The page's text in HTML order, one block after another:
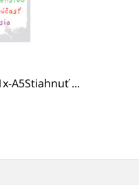
A5Stiahnuť ...